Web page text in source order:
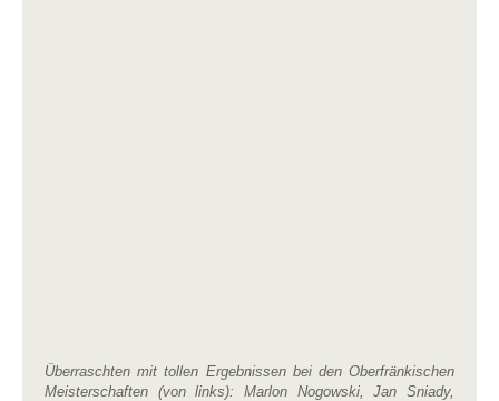
Überraschten mit tollen Ergebnissen bei den Oberfränkischen
Meisterschaften (von links): Marlon Nogowski, Jan Sniady,